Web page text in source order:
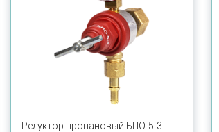
Редуктор пропановый БПО-5-3